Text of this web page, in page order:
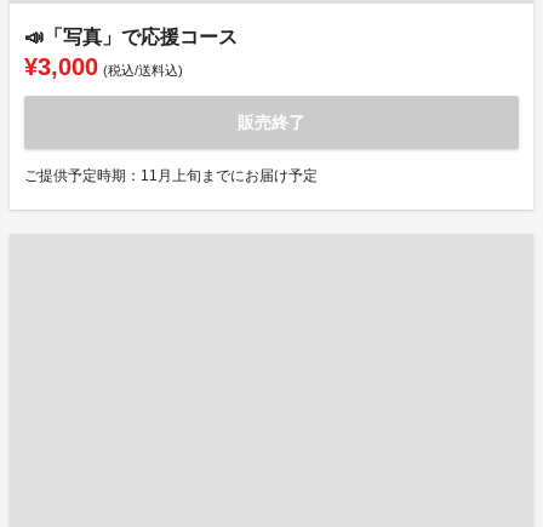
📣「写真」で応援コース
¥3,000 (税込/送料込)
販売終了
ご提供予定時期：11月上旬までにお届け予定